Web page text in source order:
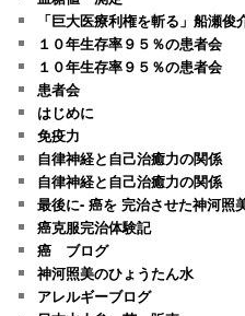
「巨大医療利権を斬る」船瀬俊
１０年生存率９５％の患者会
１０年生存率９５％の患者会
患者会
はじめに
免疫力
自律神経と自己治癒力の関係
自律神経と自己治癒力の関係
最後に- 癌を 完治させた神河照
癌克服完治体験記
癌 ブログ
神河照美のひょうたん水
アレルギーブログ